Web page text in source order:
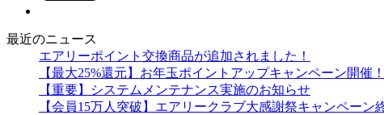
最近のニュース
エアリーポイント交換商品が追加されました！
【最大25%還元】お年玉ポイントアップキャンペーン開催！
【重要】システムメンテナンス実施のお知らせ
【会員15万人突破】エアリークラブ大感謝祭キャンペーン